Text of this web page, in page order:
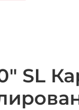
SL